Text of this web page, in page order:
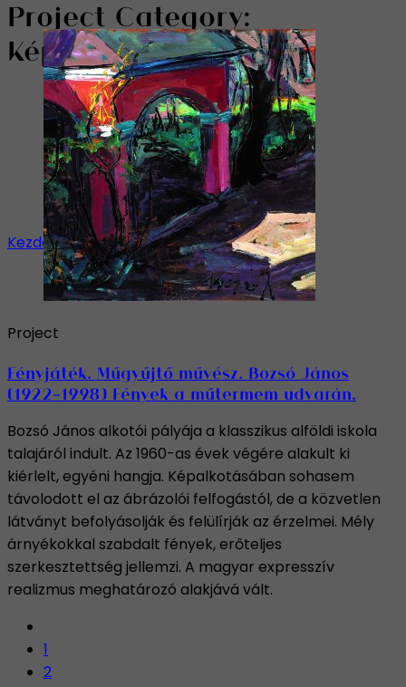
Project Category:
Képzőművészet
Kezdőlap/Képzőművészet
Project
Fényjáték. Műgyűjtő művész. Bozsó János
(1922-1998) Fények a műtermem udvarán.
Bozsó János alkotói pályája a klasszikus alföldi iskola
talajáról indult. Az 1960-as évek végére alakult ki
kiérlelt, egyéni hangja. Képalkotásában sohasem
távolodott el az ábrázolói felfogástól, de a közvetlen
látványt befolyásolják és felülírják az érzelmei. Mély
árnyékokkal szabdalt fények, erőteljes
szerkesztettség jellemzi. A magyar expresszív
realizmus meghatározó alakjává vált.
1
2